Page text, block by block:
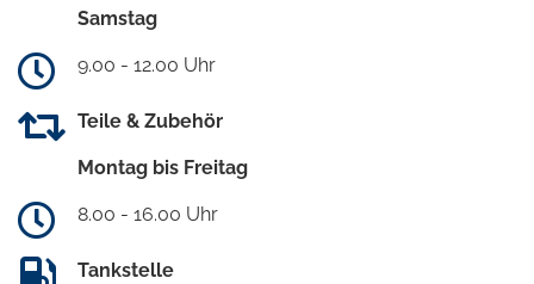
Samstag
9.00 - 12.00 Uhr
Teile & Zubehör
Montag bis Freitag
8.00 - 16.00 Uhr
Tankstelle